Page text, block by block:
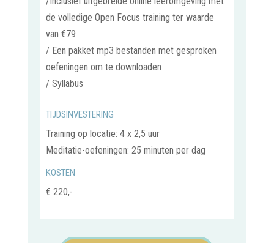
de volledige Open Focus training ter waarde
van €79
/ Een pakket mp3 bestanden met gesproken
oefeningen om te downloaden
/ Syllabus
TIJDSINVESTERING
Training op locatie: 4 x 2,5 uur
Meditatie-oefeningen: 25 minuten per dag
KOSTEN
€ 220,-